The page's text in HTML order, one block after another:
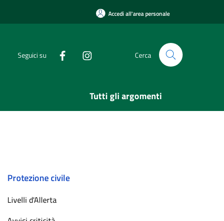
Accedi all'area personale
Seguici su Cerca
Tutti gli argomenti
Protezione civile
Livelli d'Allerta